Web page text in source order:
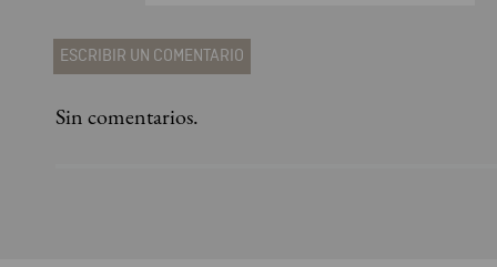
ESCRIBIR UN COMENTARIO
Sin comentarios.